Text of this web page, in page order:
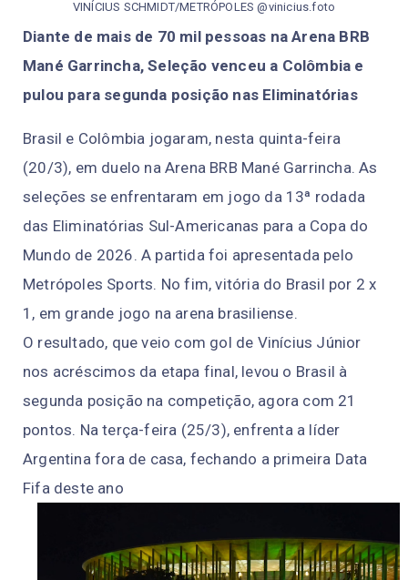
VINÍCIUS SCHMIDT/METRÓPOLES @vinicius.foto
Diante de mais de 70 mil pessoas na Arena BRB
Mané Garrincha, Seleção venceu a Colômbia e
pulou para segunda posição nas Eliminatórias
Brasil e Colômbia jogaram, nesta quinta-feira
(20/3), em duelo na Arena BRB Mané Garrincha. As
seleções se enfrentaram em jogo da 13ª rodada
das Eliminatórias Sul-Americanas para a Copa do
Mundo de 2026. A partida foi apresentada pelo
Metrópoles Sports. No fim, vitória do Brasil por 2 x
1, em grande jogo na arena brasiliense.
O resultado, que veio com gol de Vinícius Júnior
nos acréscimos da etapa final, levou o Brasil à
segunda posição na competição, agora com 21
pontos. Na terça-feira (25/3), enfrenta a líder
Argentina fora de casa, fechando a primeira Data
Fifa deste ano